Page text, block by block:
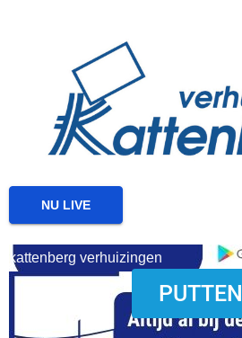
reanimatie ermelo
download onzze App
kattenberg verhuizingen
NU LIVE
PUTTEN